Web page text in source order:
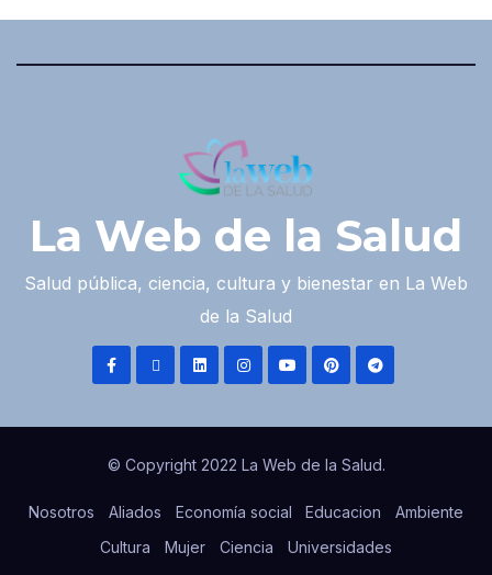
La Web de la Salud
Salud pública, ciencia, cultura y bienestar en La Web
de la Salud
© Copyright 2022 La Web de la Salud.
Nosotros Aliados Economía social Educacion
Ambiente
Cultura
Mujer Ciencia
Universidades